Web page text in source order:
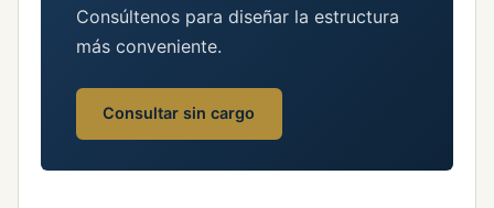
Consúltenos para diseñar la estructura
más conveniente.
Consultar sin cargo